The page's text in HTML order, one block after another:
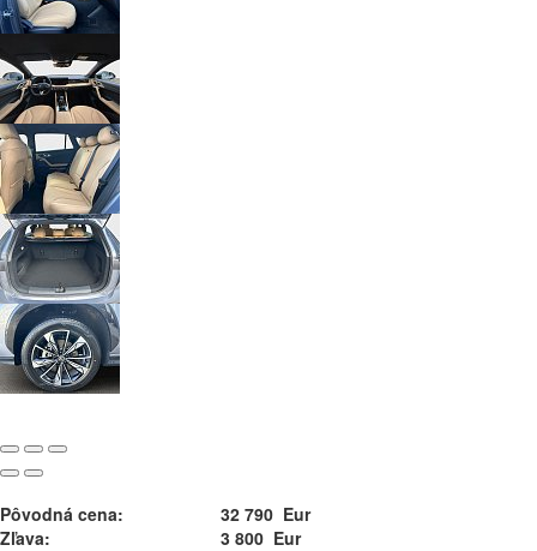
Pôvodná cena:
32 790 Eur
Zľava:
3 800 Eur